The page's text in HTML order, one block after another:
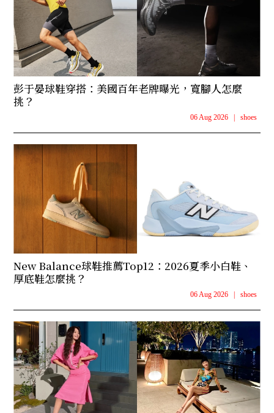
彭于晏球鞋穿搭：美國百年老牌曝光，寬腳人怎麼
挑？
06 Aug 2026 shoes
New Balance球鞋推薦Top12：2026夏季小白鞋、
厚底鞋怎麼挑？
06 Aug 2026 shoes